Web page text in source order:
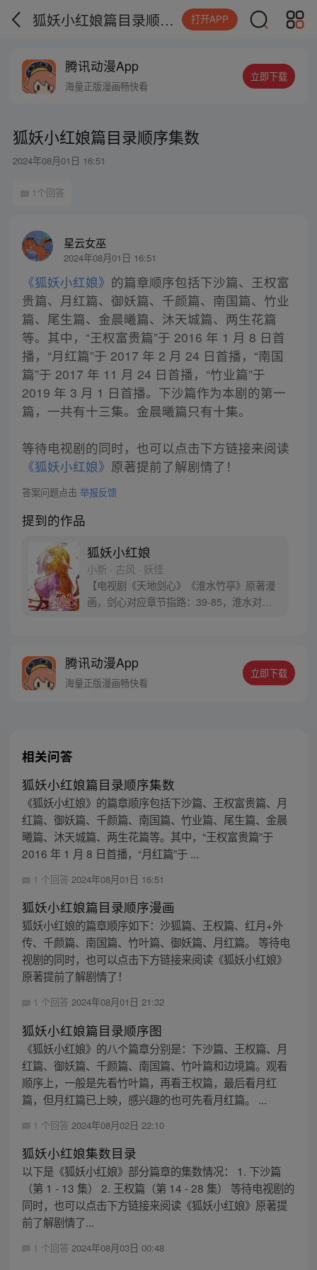
狐妖小红娘篇目录顺序集数 打开APP
腾讯动漫App
海量正版漫画畅快看
立即下载
狐妖小红娘篇目录顺序集数
2024年08月01日 16:51
1个回答
星云女巫
2024年08月01日 16:51
《狐妖小红娘》 的篇章顺序包括下沙篇、王权富
贵篇、月红篇、御妖篇、千颜篇、南国篇、竹业
篇、尾生篇、金晨曦篇、沐天城篇、两生花篇
等。其中，“王权富贵篇”于 2016 年 1 月 8 日首
播，“月红篇”于 2017 年 2 月 24 日首播，“南国
篇”于 2017 年 11 月 24 日首播，“竹业篇”于
2019 年 3 月 1 日首播。下沙篇作为本剧的第一
篇，一共有十三集。金晨曦篇只有十集。
等待电视剧的同时，也可以点击下方链接来阅读
《狐妖小红娘》 原著提前了解剧情了！
答案问题点击 举报反馈
提到的作品
狐妖小红娘
小新 · 古风 · 妖怪
【电视剧《天地剑心》《淮水竹亭》原著漫
画，剑心对应章节指路：39-85，淮水对应
腾讯动漫App
海量正版漫画畅快看
立即下载
相关问答
狐妖小红娘篇目录顺序集数
《狐妖小红娘》的篇章顺序包括下沙篇、王权富贵篇、月
红篇、御妖篇、千颜篇、南国篇、竹业篇、尾生篇、金晨
曦篇、沐天城篇、两生花篇等。其中，“王权富贵篇”于
2016 年 1 月 8 日首播，“月红篇”于 ...
1 个回答 2024年08月01日 16:51
狐妖小红娘篇目录顺序漫画
狐妖小红娘的篇章顺序如下：沙狐篇、王权篇、红月+外
传、千颜篇、南国篇、竹叶篇、御妖篇、月红篇。 等待电
视剧的同时，也可以点击下方链接来阅读《狐妖小红娘》
原著提前了解剧情了！
1 个回答 2024年08月01日 21:32
狐妖小红娘篇目录顺序图
《狐妖小红娘》的八个篇章分别是：下沙篇、王权篇、月
红篇、御妖篇、千颜篇、南国篇、竹叶篇和边境篇。观看
顺序上，一般是先看竹叶篇，再看王权篇，最后看月红
篇，但月红篇已上映，感兴趣的也可先看月红篇。 ...
1 个回答 2024年08月02日 22:10
狐妖小红娘集数目录
以下是《狐妖小红娘》部分篇章的集数情况： 1. 下沙篇
（第 1 - 13 集） 2. 王权篇（第 14 - 28 集） 等待电视剧的
同时，也可以点击下方链接来阅读《狐妖小红娘》原著提
前了解剧情了...
1 个回答 2024年08月03日 00:48